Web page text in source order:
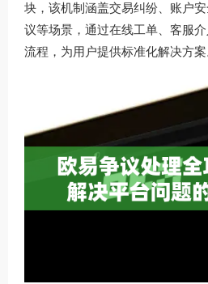
块，该机制涵盖交易纠纷、账户
议等场景，通过在线工单、客服
流程，为用户提供标准化解决方案